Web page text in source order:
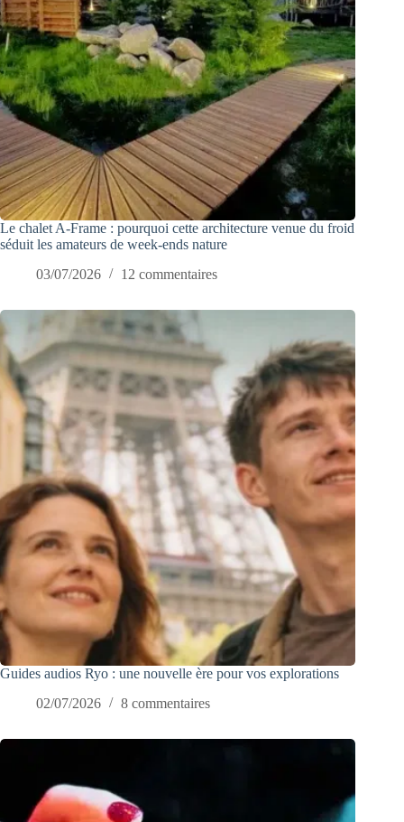
Le chalet A-Frame : pourquoi cette architecture venue du froid
séduit les amateurs de week-ends nature
03/07/2026
12 commentaires
Guides audios Ryo : une nouvelle ère pour vos explorations
02/07/2026
8 commentaires